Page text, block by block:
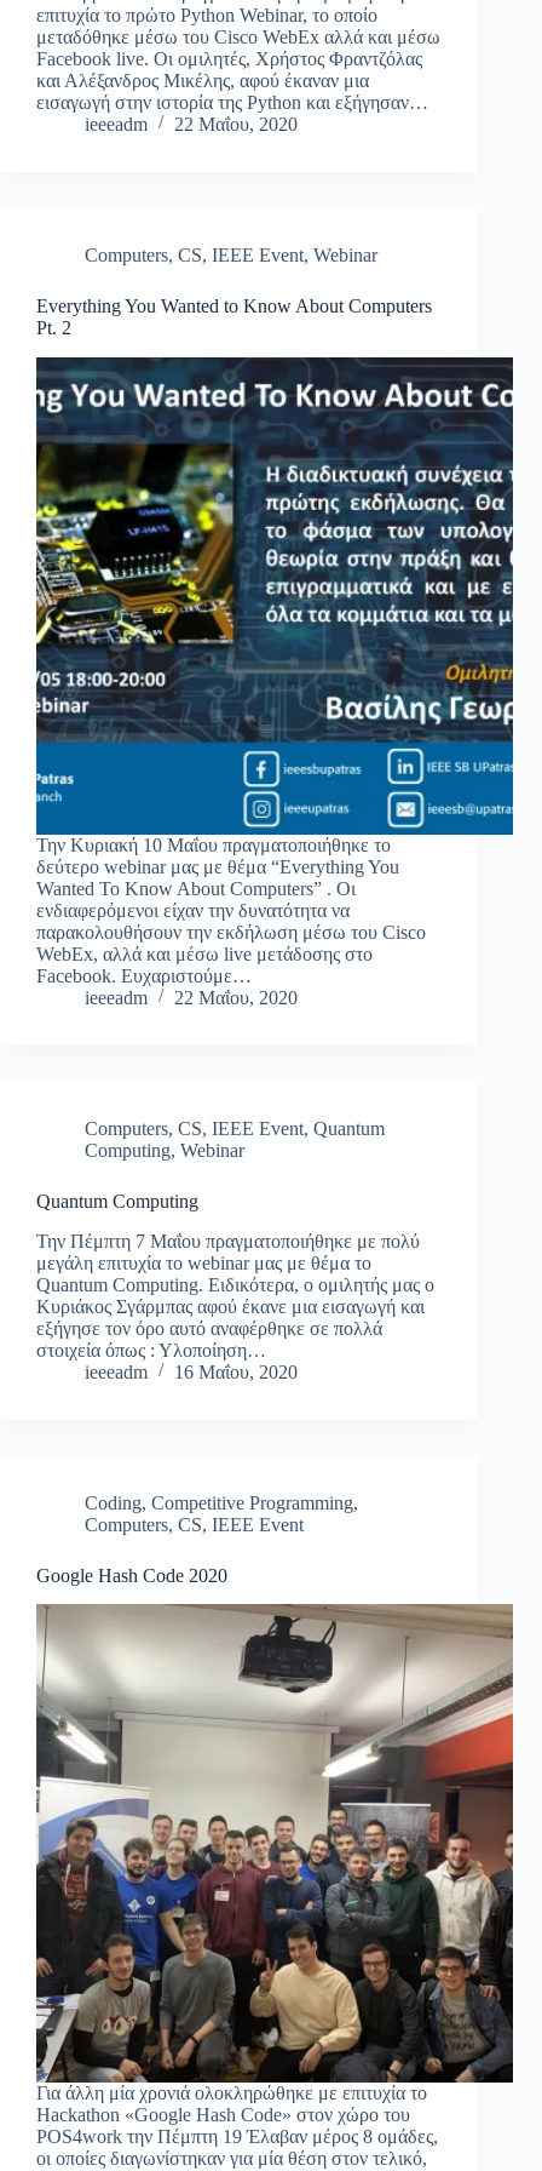
επιτυχία το πρώτο Python Webinar, το οποίο
μεταδόθηκε μέσω του Cisco WebEx αλλά και μέσω
Facebook live. Οι ομιλητές, Χρήστος Φραντζόλας
και Αλέξανδρος Μικέλης, αφού έκαναν μια
εισαγωγή στην ιστορία της Python και εξήγησαν…
ieeeadm
22 Μαΐου, 2020
Computers, CS, IEEE Event, Webinar
Everything You Wanted to Know About Computers
Pt. 2
Την Κυριακή 10 Μαΐου πραγματοποιήθηκε το
δεύτερο webinar μας με θέμα “Everything You
Wanted To Know About Computers” . Οι
ενδιαφερόμενοι είχαν την δυνατότητα να
παρακολουθήσουν την εκδήλωση μέσω του Cisco
WebEx, αλλά και μέσω live μετάδοσης στο
Facebook. Ευχαριστούμε…
ieeeadm
22 Μαΐου, 2020
Computers, CS, IEEE Event, Quantum
Computing, Webinar
Quantum Computing
Την Πέμπτη 7 Μαΐου πραγματοποιήθηκε με πολύ
μεγάλη επιτυχία το webinar μας με θέμα το
Quantum Computing. Ειδικότερα, ο ομιλητής μας ο
Κυριάκος Σγάρμπας αφού έκανε μια εισαγωγή και
εξήγησε τον όρο αυτό αναφέρθηκε σε πολλά
στοιχεία όπως : Υλοποίηση…
ieeeadm
16 Μαΐου, 2020
Coding, Competitive Programming,
Computers, CS, IEEE Event
Google Hash Code 2020
Για άλλη μία χρονιά ολοκληρώθηκε με επιτυχία το
Hackathon «Google Hash Code» στον χώρο του
POS4work την Πέμπτη 19 Έλαβαν μέρος 8 ομάδες,
οι οποίες διαγωνίστηκαν για μία θέση στον τελικό,